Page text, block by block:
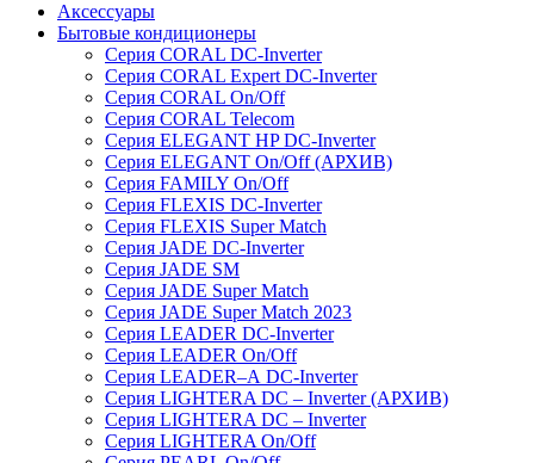
Аксессуары
Бытовые кондиционеры
Серия CORAL DC-Inverter
Серия CORAL Expert DC-Inverter
Серия CORAL On/Off
Серия CORAL Telecom
Серия ELEGANT HP DC-Inverter
Серия ELEGANT On/Off (АРХИВ)
Серия FAMILY On/Off
Серия FLEXIS DC-Inverter
Серия FLEXIS Super Match
Серия JADE DC-Inverter
Серия JADE SM
Серия JADE Super Match
Серия JADE Super Match 2023
Серия LEADER DC-Inverter
Серия LEADER On/Off
Серия LEADER–А DC-Inverter
Серия LIGHTERA DC – Inverter (АРХИВ)
Серия LIGHTERA DC – Inverter
Серия LIGHTERA On/Off